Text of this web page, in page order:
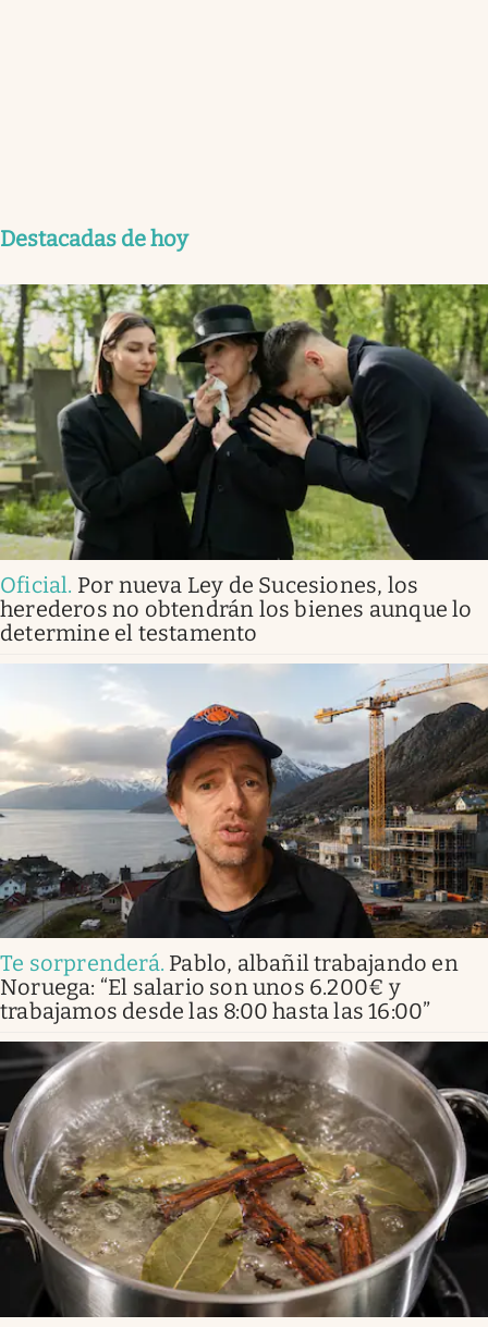
Destacadas de hoy
Oficial. Por nueva Ley de Sucesiones, los
herederos no obtendrán los bienes aunque lo
determine el testamento
Te sorprenderá. Pablo, albañil trabajando en
Noruega: “El salario son unos 6.200€ y
trabajamos desde las 8:00 hasta las 16:00”